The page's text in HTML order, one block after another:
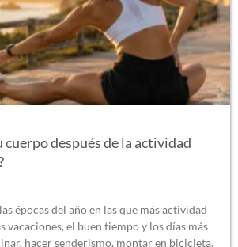
cuerpo después de la actividad
épocas del año en las que más actividad
vacaciones, el buen tiempo y los días más
hacer senderismo, montar en bicicleta,